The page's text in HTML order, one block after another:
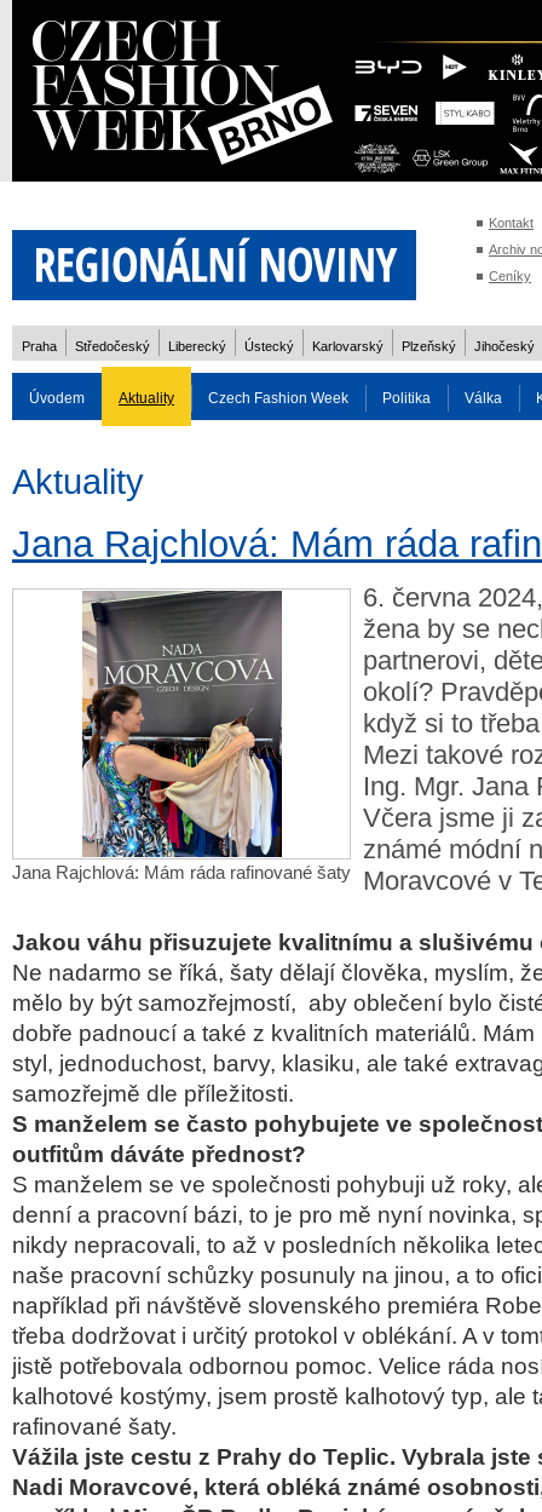
Kontakt
Archiv
Ceníky
Praha Středočeský Liberecký Ústecký Karlovarský Plzeňský Jihočeský
Úvodem Aktuality Czech Fashion Week Politika Válka
Aktuality
Jana Rajchlová: Mám ráda
Jana Rajchlová: Mám ráda rafinované šaty
6. června
žena by se
partnerovi,
okolí?
když si to
Mezi takové
Ing. Mgr. Jana
Včera jsme ji
známé módní
Moravcové v
Jakou váhu přisuzujete kvalitnímu a slušivému
Ne nadarmo se říká, šaty dělají člověka, myslím,
mělo by být samozřejmostí, aby oblečení bylo
dobře padnoucí a také z kvalitních materiálů.
styl, jednoduchost, barvy, klasiku, ale také
samozřejmě dle příležitosti.
S manželem se často pohybujete ve
outfitům dáváte přednost?
S manželem se ve společnosti pohybuji už roky,
denní a pracovní bázi, to je pro mě nyní novinka,
nikdy nepracovali, to až v posledních několika
naše pracovní schůzky posunuly na jinou, a to
například při návštěvě slovenského premiéra
třeba dodržovat i určitý protokol v oblékání. A v
jistě potřebovala odbornou pomoc. Velice ráda
kalhotové kostýmy, jsem prostě kalhotový typ, ale
rafinované šaty.
Vážila jste cestu z Prahy do Teplic. Vybrala jste
Nadi Moravcové, která obléká známé